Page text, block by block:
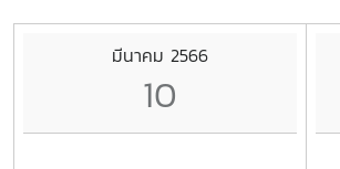
มีนาคม 2566
10